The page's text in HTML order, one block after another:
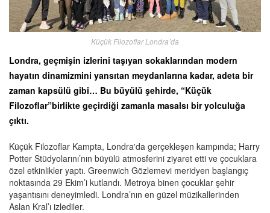
Küçük Filozoflar Londra’da
Londra, geçmişin izlerini taşıyan sokaklarından modern
hayatın dinamizmini yansıtan meydanlarına kadar, adeta bir
zaman kapsülü gibi… Bu büyülü şehirde, “Küçük
Filozoflar”birlikte geçirdiği zamanla masalsı bir yolculuğa
çıktı.
Küçük Filozoflar Kampta, Londra'da gerçekleşen kampında; Harry
Potter Stüdyolarını’nın büyülü atmosferini ziyaret etti ve çocuklara
özel etkinlikler yaptı. Greenwich Gözlemevi meridyen başlangıç
noktasında 29 Ekim’i kutlandı. Metroya binen çocuklar şehir
yaşantısını deneyimledi. Londra’nın en güzel müzikallerinden
Aslan Kral’ı izlediler.